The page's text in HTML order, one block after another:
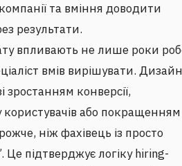
та вміння доводити
результати.
впливають не лише роки
вмів вирішувати.
зростанням конверсії,
або покращенням
ніж фахівець із просто
підтверджує логіку hiring-